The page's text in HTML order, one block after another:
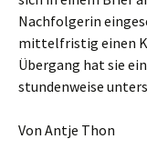
Nachfolgerin
mittelfristig einen
Übergang hat sie
stundenweise
Von Antje Thon